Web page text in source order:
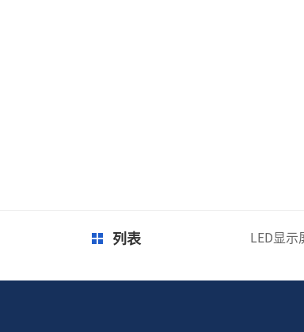
LED显
列表